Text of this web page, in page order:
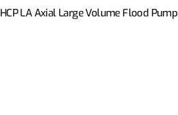
HCP LA Axial Large Volume Flood Pump